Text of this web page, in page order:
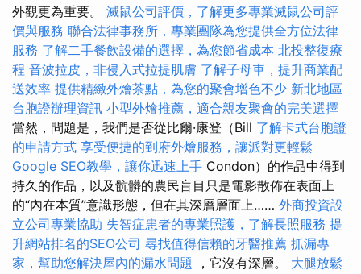
外觀更為重要。 滅鼠公司評價，了解更多專業滅鼠公司評
價與服務 聯合法律事務所，專業團隊為您提供全方位法律
服務 了解二手餐飲設備的選擇，為您節省成本 北投整復療
程 音波拉皮，非侵入式拉提肌膚 了解子母車，提升商業配
送效率 提供精緻外燴茶點，為您的聚會增色不少 新北地區
台胞證辦理資訊 小型外燴推薦，適合親友聚會的完美選擇
當然，問題是，我們是否從比爾·康登（Bill 了解卡式台胞證
的申請方式 享受便捷的到府外燴服務，讓派對更輕鬆
Google SEO教學，讓你迅速上手 Condon）的作品中得到
持久的作品，以及骯髒的農民盲目只是電影散佈在表面上
的“內在本質”意識形態，但在其深層層面上…… 外商投資設
立公司專業協助 失智症患者的專業照護，了解長照服務 提
升網站排名的SEO公司 尋找值得信賴的牙醫推薦 抓漏專
家，幫助您解決屋內的漏水問題 ，它沒有深層。 大腿放鬆